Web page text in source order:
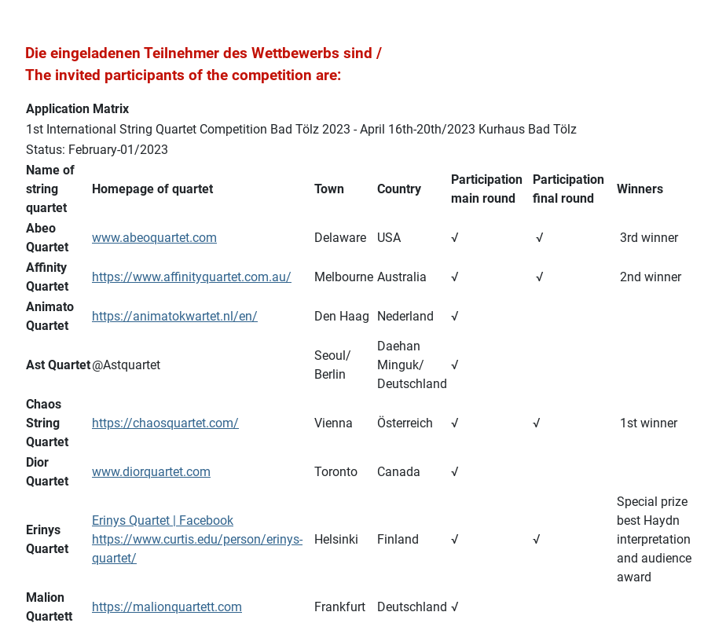
Die eingeladenen Teilnehmer des Wettbewerbs sind /
The invited participants of the competition are:
Application Matrix
1st International String Quartet Competition Bad Tölz 2023 - April 16th-20th/2023 Kurhaus Bad Tölz
Status: February-01/2023
Name of
string
quartet
Homepage of quartet Town Country
Participation
main round
Participation
final round
Winners
Abeo
Quartet
www.abeoquartet.com Delaware USA √ √
3rd winner
Affinity
Quartet
https://www.affinityquartet.com.au/ Melbourne Australia √ √
2nd winner
Animato
Quartet
https://animatokwartet.nl/en/ Den Haag Nederland √
Ast Quartet@Astquartet
Seoul/
Berlin
Daehan
Minguk/
Deutschland
√
Chaos
String
Quartet
https://chaosquartet.com/ Vienna Österreich √ √ 1st winner
Dior
Quartet
www.diorquartet.com Toronto Canada √
Erinys
Quartet
Erinys Quartet | Facebook
https://www.curtis.edu/person/erinys-
quartet/
Helsinki Finland √ √
Special prize
best Haydn
interpretation
and audience
award
Malion
Quartett
https://malionquartett.com Frankfurt Deutschland √